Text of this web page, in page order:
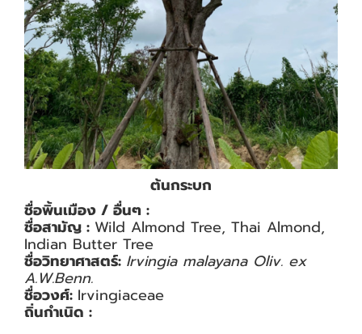
ต้นกระบก
ชื่อพิ้นเมือง / อื่นๆ :
ชื่อสามัญ : Wild Almond Tree, Thai Almond,
Indian Butter Tree
ชื่อวิทยาศาสตร์: Irvingia malayana Oliv. ex
A.W.Benn.
ชื่อวงศ์: Irvingiaceae
ถิ่นกำเนิด :